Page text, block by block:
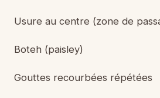
Usure au centre (zone de
Boteh (paisley)
Gouttes recourbées répétées